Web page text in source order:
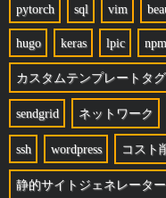
pytorch sql vim
hugo keras lpic npm
カスタムテンプレートタグ
sendgrid ネットワーク
ssh wordpress コスト
静的サイトジェネレーター